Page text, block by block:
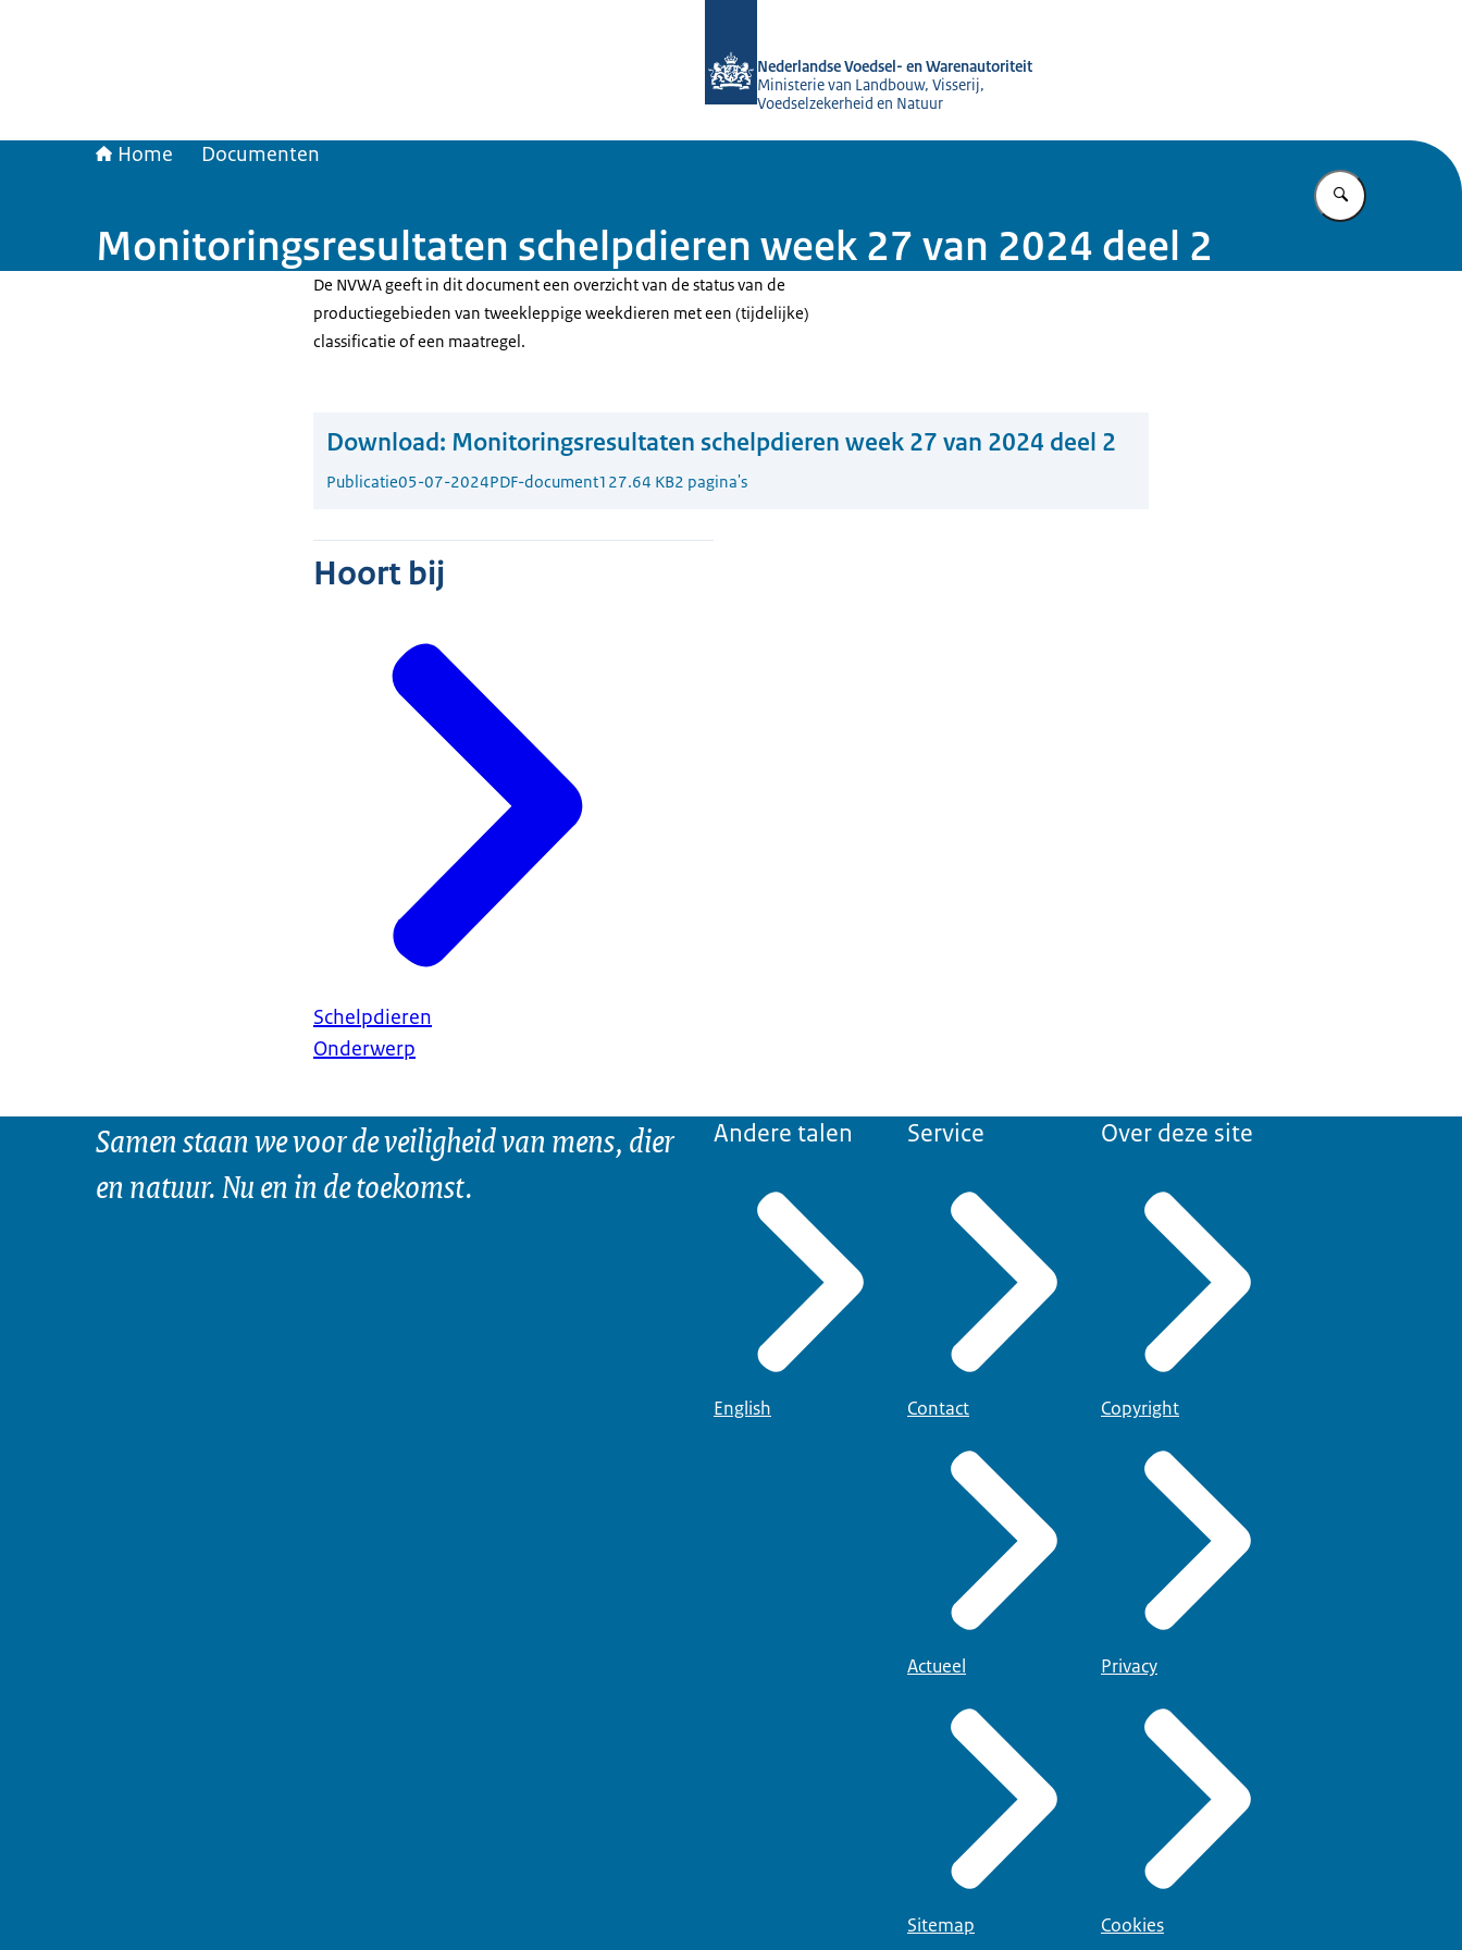
Nederlandse Voedsel- en Warenautoriteit
Ministerie van Landbouw, Visserij,
Voedselzekerheid en Natuur
Home Documenten
Vul in wat u
Monitoringsresultaten schelpdieren week 27 van 2024 deel 2
De NVWA geeft in dit document een overzicht van de status van de
productiegebieden van tweekleppige weekdieren met een (tijdelijke)
classificatie of een maatregel.
Download: Monitoringsresultaten schelpdieren week 27 van 2024 deel 2
Publicatie05-07-2024PDF-document127.64 KB2 pagina's
Hoort bij
Schelpdieren
Onderwerp
Samen staan we voor de veiligheid van mens, dier
en natuur. Nu en in de toekomst.
Andere talen
English
Service
Contact
Actueel
Sitemap
Over deze site
Copyright
Privacy
Cookies